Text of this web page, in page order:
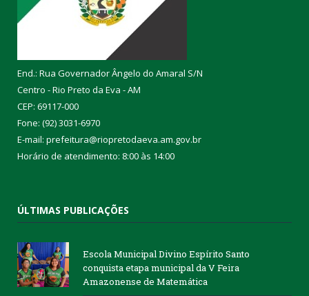
End.: Rua Governador Ângelo do Amaral S/N
Centro - Rio Preto da Eva - AM
CEP: 69117-000
Fone: (92) 3031-6970
E-mail: prefeitura@riopretodaeva.am.gov.br
Horário de atendimento: 8:00 às 14:00
ÚLTIMAS PUBLICAÇÕES
Escola Municipal Divino Espírito Santo
conquista etapa municipal da V Feira
Amazonense de Matemática